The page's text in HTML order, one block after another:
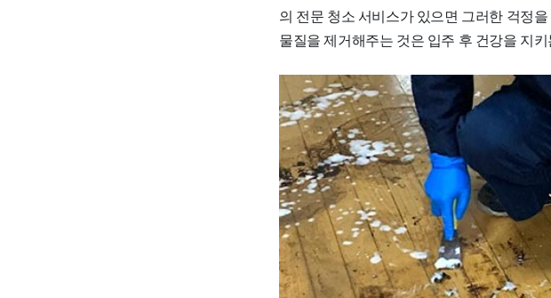
의 전문 청소 서비스가 있으면 그러한 걱정
물질을 제거해주는 것은 입주 후 건강을 지